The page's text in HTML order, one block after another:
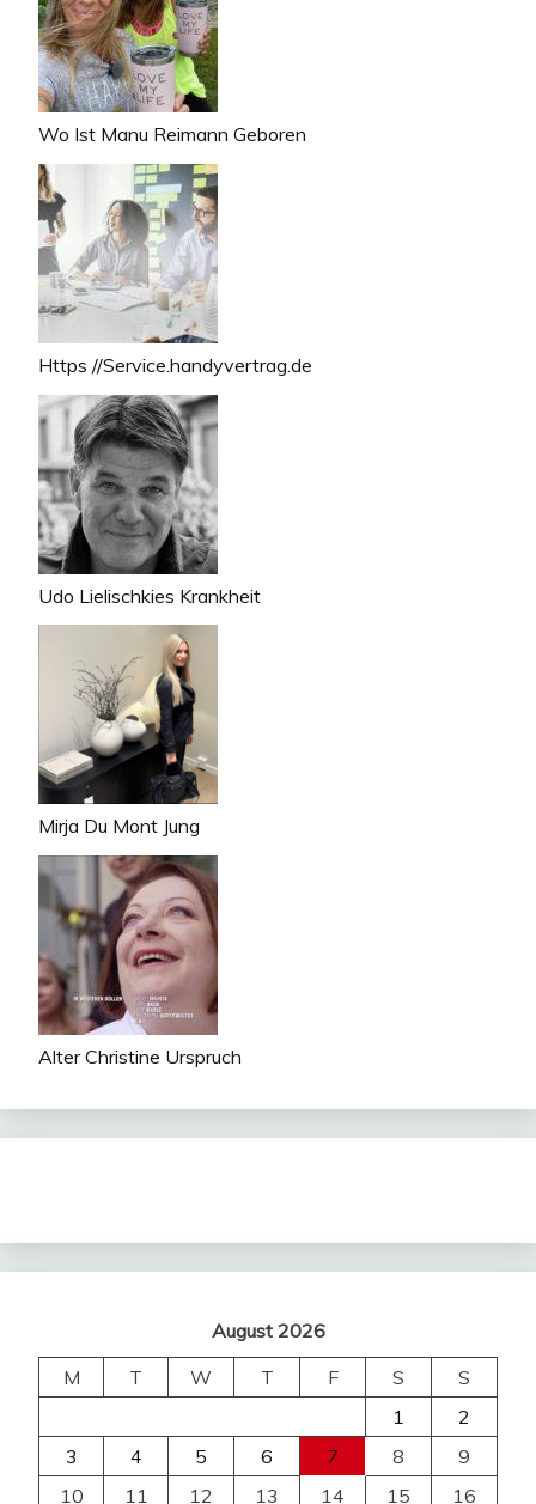
Wo Ist Manu Reimann Geboren
Https //Service.handyvertrag.de
Udo Lielischkies Krankheit
Mirja Du Mont Jung
Alter Christine Urspruch
August 2026
M
T W T F S
S
1
2
3
4 5 6 7 8
9
10
11 12 13 14 15 16